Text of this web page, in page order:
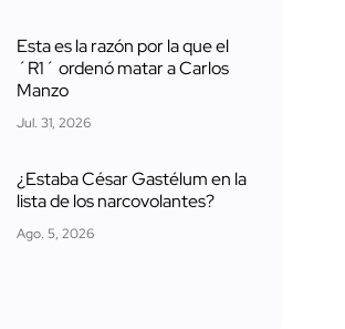
Esta es la razón por la que el
´R1´ ordenó matar a Carlos
Manzo
Jul. 31, 2026
¿Estaba César Gastélum en la
lista de los narcovolantes?
Ago. 5, 2026